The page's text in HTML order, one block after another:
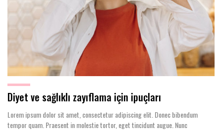
Diyet ve sağlıklı zayıflama için ipuçları
Lorem ipsum dolor sit amet, consectetur adipiscing elit. Donec bibendum
tempor quam. Praesent in molestie tortor, eget tincidunt augue. Nunc